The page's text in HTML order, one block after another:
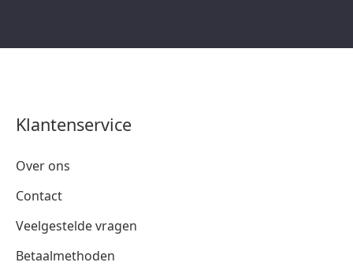
Klantenservice
Over ons
Contact
Veelgestelde vragen
Betaalmethoden